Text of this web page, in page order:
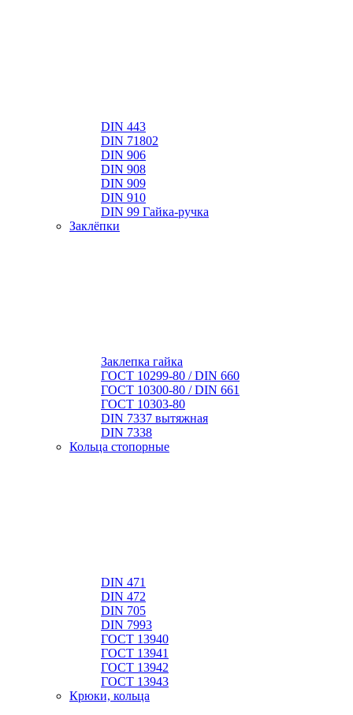
DIN 443
DIN 71802
DIN 906
DIN 908
DIN 909
DIN 910
DIN 99 Гайка-ручка
Заклёпки
Заклепка гайка
ГОСТ 10299-80 / DIN 660
ГОСТ 10300-80 / DIN 661
ГОСТ 10303-80
DIN 7337 вытяжная
DIN 7338
Кольца стопорные
DIN 471
DIN 472
DIN 705
DIN 7993
ГОСТ 13940
ГОСТ 13941
ГОСТ 13942
ГОСТ 13943
Крюки, кольца